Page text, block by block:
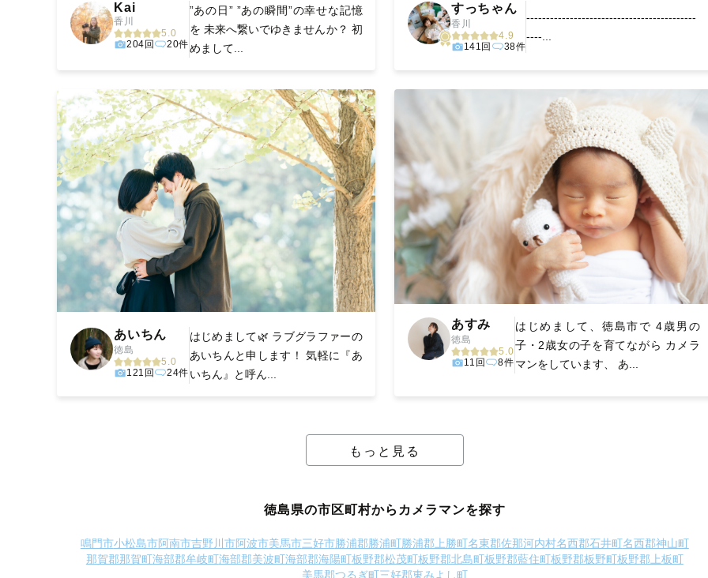
Kai
香川
5.0
204回
20件
”あの日” ”あの瞬間”の幸せな記憶
を 未来へ繋いでゆきませんか？ 初
めまして...
すっちゃん
香川
4.9
141回
38件
-------------------------------------------
----...
あいちん
徳島
5.0
121回
24件
はじめまして🌿 ラブグラファーの
あいちんと申します！ 気軽に『あ
いちん』と呼ん...
あすみ
徳島
5.0
11回
8件
はじめまして、徳島市で 4歳男の
子・2歳女の子を育てながら カメラ
マンをしています、 あ...
もっと見る
徳島県の市区町村からカメラマンを探す
鳴門市小松島市阿南市吉野川市阿波市美馬市三好市勝浦郡勝浦町勝浦郡上勝町名東郡佐那河内村名西郡石井町名西郡神山町
那賀郡那賀町海部郡牟岐町海部郡美波町海部郡海陽町板野郡松茂町板野郡北島町板野郡藍住町板野郡板野町板野郡上板町
美馬郡つるぎ町三好郡東みよし町